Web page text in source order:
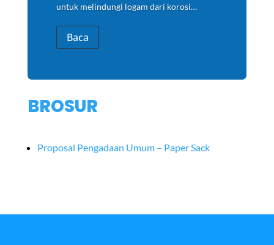
untuk melindungi logam dari korosi…
Baca
BROSUR
Proposal Pengadaan Umum – Paper Sack